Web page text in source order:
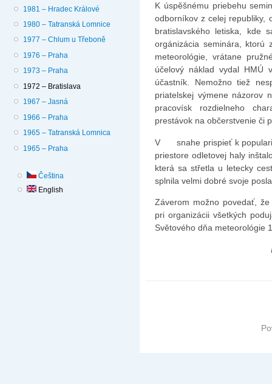
1981 – Hradec Králové
1980 – Tatranská Lomnice
1977 – Chlum u Třeboně
1976 – Praha
1973 – Praha
1972 – Bratislava
1967 – Jasná
1966 – Praha
1965 – Tatranská Lomnica
1965 – Praha
Čeština
English
K úspěšnému priebehu
odborníkov z celej republiky,
bratislavského letiska, kde
orgánizácia seminára, ktorú
meteorológie, vrátane
účelový náklad vydal HMÚ
účastník. Nemožno tiež
priatelskej výmene názorov
pracovísk rozdielneho
prestávok na občerstvenie či
V snahe prispieť k
priestore odletovej haly
která sa střetla u letecky
splnila velmi dobré svoje
Záverom možno povedať,
pri organizácii všetkých
Světového dňa meteorológie